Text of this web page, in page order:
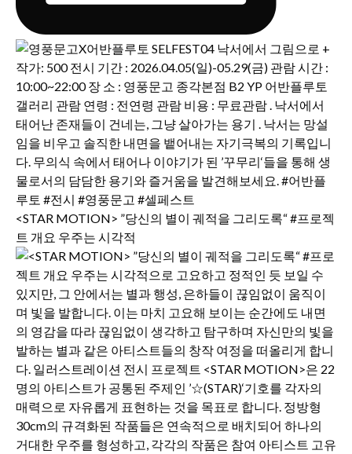
<STAR MOTION> ”당신의 별이 궤적을 그리도록“ #프로젝
트 개요 우주는 시각적